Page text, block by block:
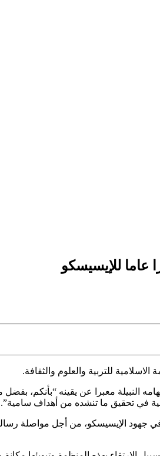
عاما للإيسيسكو
الاسلامية للتربية والعلوم والثقافة.
النبيلة معبرا عن يقينه “بأنكم،
في تحقيق ما تنشده من أهداف سامية”.
جهود الإيسيسكو، من أجل مواصلة